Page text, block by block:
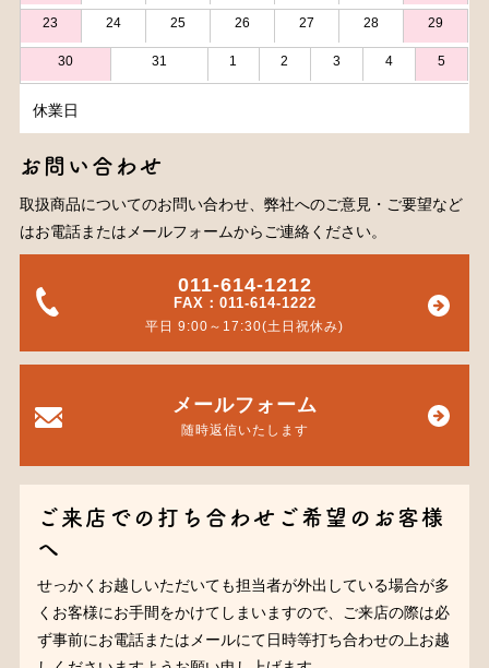
23 24 25 26 27 28 29
30 31 1 2 3 4 5
休業日
お問い合わせ
取扱商品についてのお問い合わせ、弊社へのご意見・ご要望など
はお電話またはメールフォームからご連絡ください。
011-614-1212
FAX：011-614-1222
平日 9:00～17:30(土日祝休み)
メールフォーム
随時返信いたします
ご来店での打ち合わせご希望のお客様
へ
せっかくお越しいただいても担当者が外出している場合が多
くお客様にお手間をかけてしまいますので、ご来店の際は必
ず事前にお電話またはメールにて日時等打ち合わせの上お越